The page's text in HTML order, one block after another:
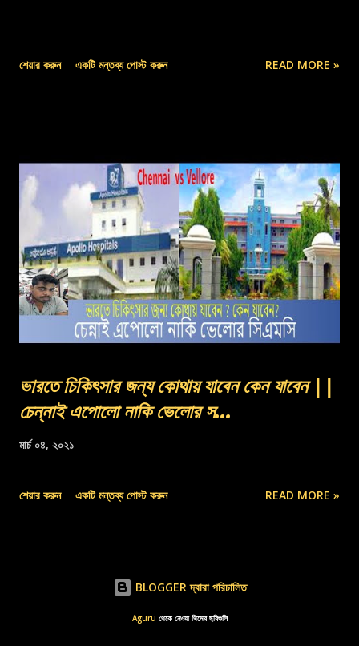
শেয়ার করুন একটি মন্তব্য পোস্ট করুন READ MORE »
ভারতে চিকিৎসার জন্য কোথায় যাবেন কেন যাবেন ||
চেন্নাই এপোলো নাকি ভেলোর স...
মার্চ ০৪, ২০২১
শেয়ার করুন একটি মন্তব্য পোস্ট করুন READ MORE »
BLOGGER দ্বারা পরিচালিত
Aguru থেকে নেওয়া থিমের ছবিগুলি